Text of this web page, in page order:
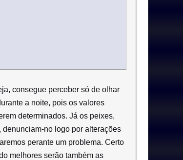
consegue perceber só de olhar
a noite, pois os valores
determinados. Já os peixes,
no logo por alterações
perante um problema. Certo
melhores serão também as